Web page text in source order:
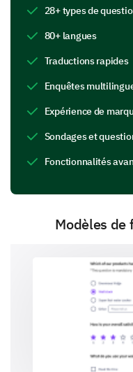
facilities in the
Please provide
neighborhood
Park/Playground
Gym
Library
Neighborhood
Hygiene and
everyone's
What areas do
terms of
28+ types de
80+ langues
Traductions rapides
Enquêtes
Expérience de
Sondages et
Fonctionnalités
Modèles de